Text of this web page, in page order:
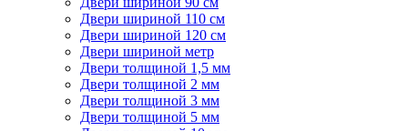
Двери шириной 110 см
Двери шириной 120 см
Двери шириной метр
Двери толщиной 1,5 мм
Двери толщиной 2 мм
Двери толщиной 3 мм
Двери толщиной 5 мм